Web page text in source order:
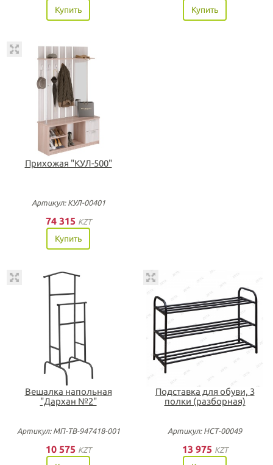
Купить Купить
Прихожая "КУЛ-500"
Артикул: КУЛ-00401
74 315 KZT
Купить
Вешалка напольная
"Дархан №2"
Артикул: МП-ТВ-947418-001
10 575 KZT
Подставка для обуви, 3
полки (разборная)
Артикул: НСТ-00049
13 975 KZT